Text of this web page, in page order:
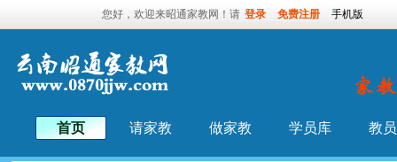
您好，欢迎来昭通家教网！请 登录 免费注册 手机版
首页 请家教 做家教 学员库 教